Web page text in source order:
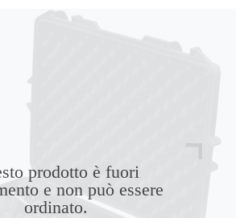
prodotto è fuori
e non può essere
ordinato.